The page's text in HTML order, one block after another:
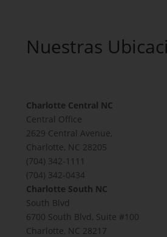
Nuestras
Charlotte Central NC
Central Office
2629 Central Avenue,
Charlotte, NC 28205
(704) 342-1111
(704) 342-0434
Charlotte South NC
South Blvd
6700 South Blvd, Suite #100
Charlotte, NC 28217